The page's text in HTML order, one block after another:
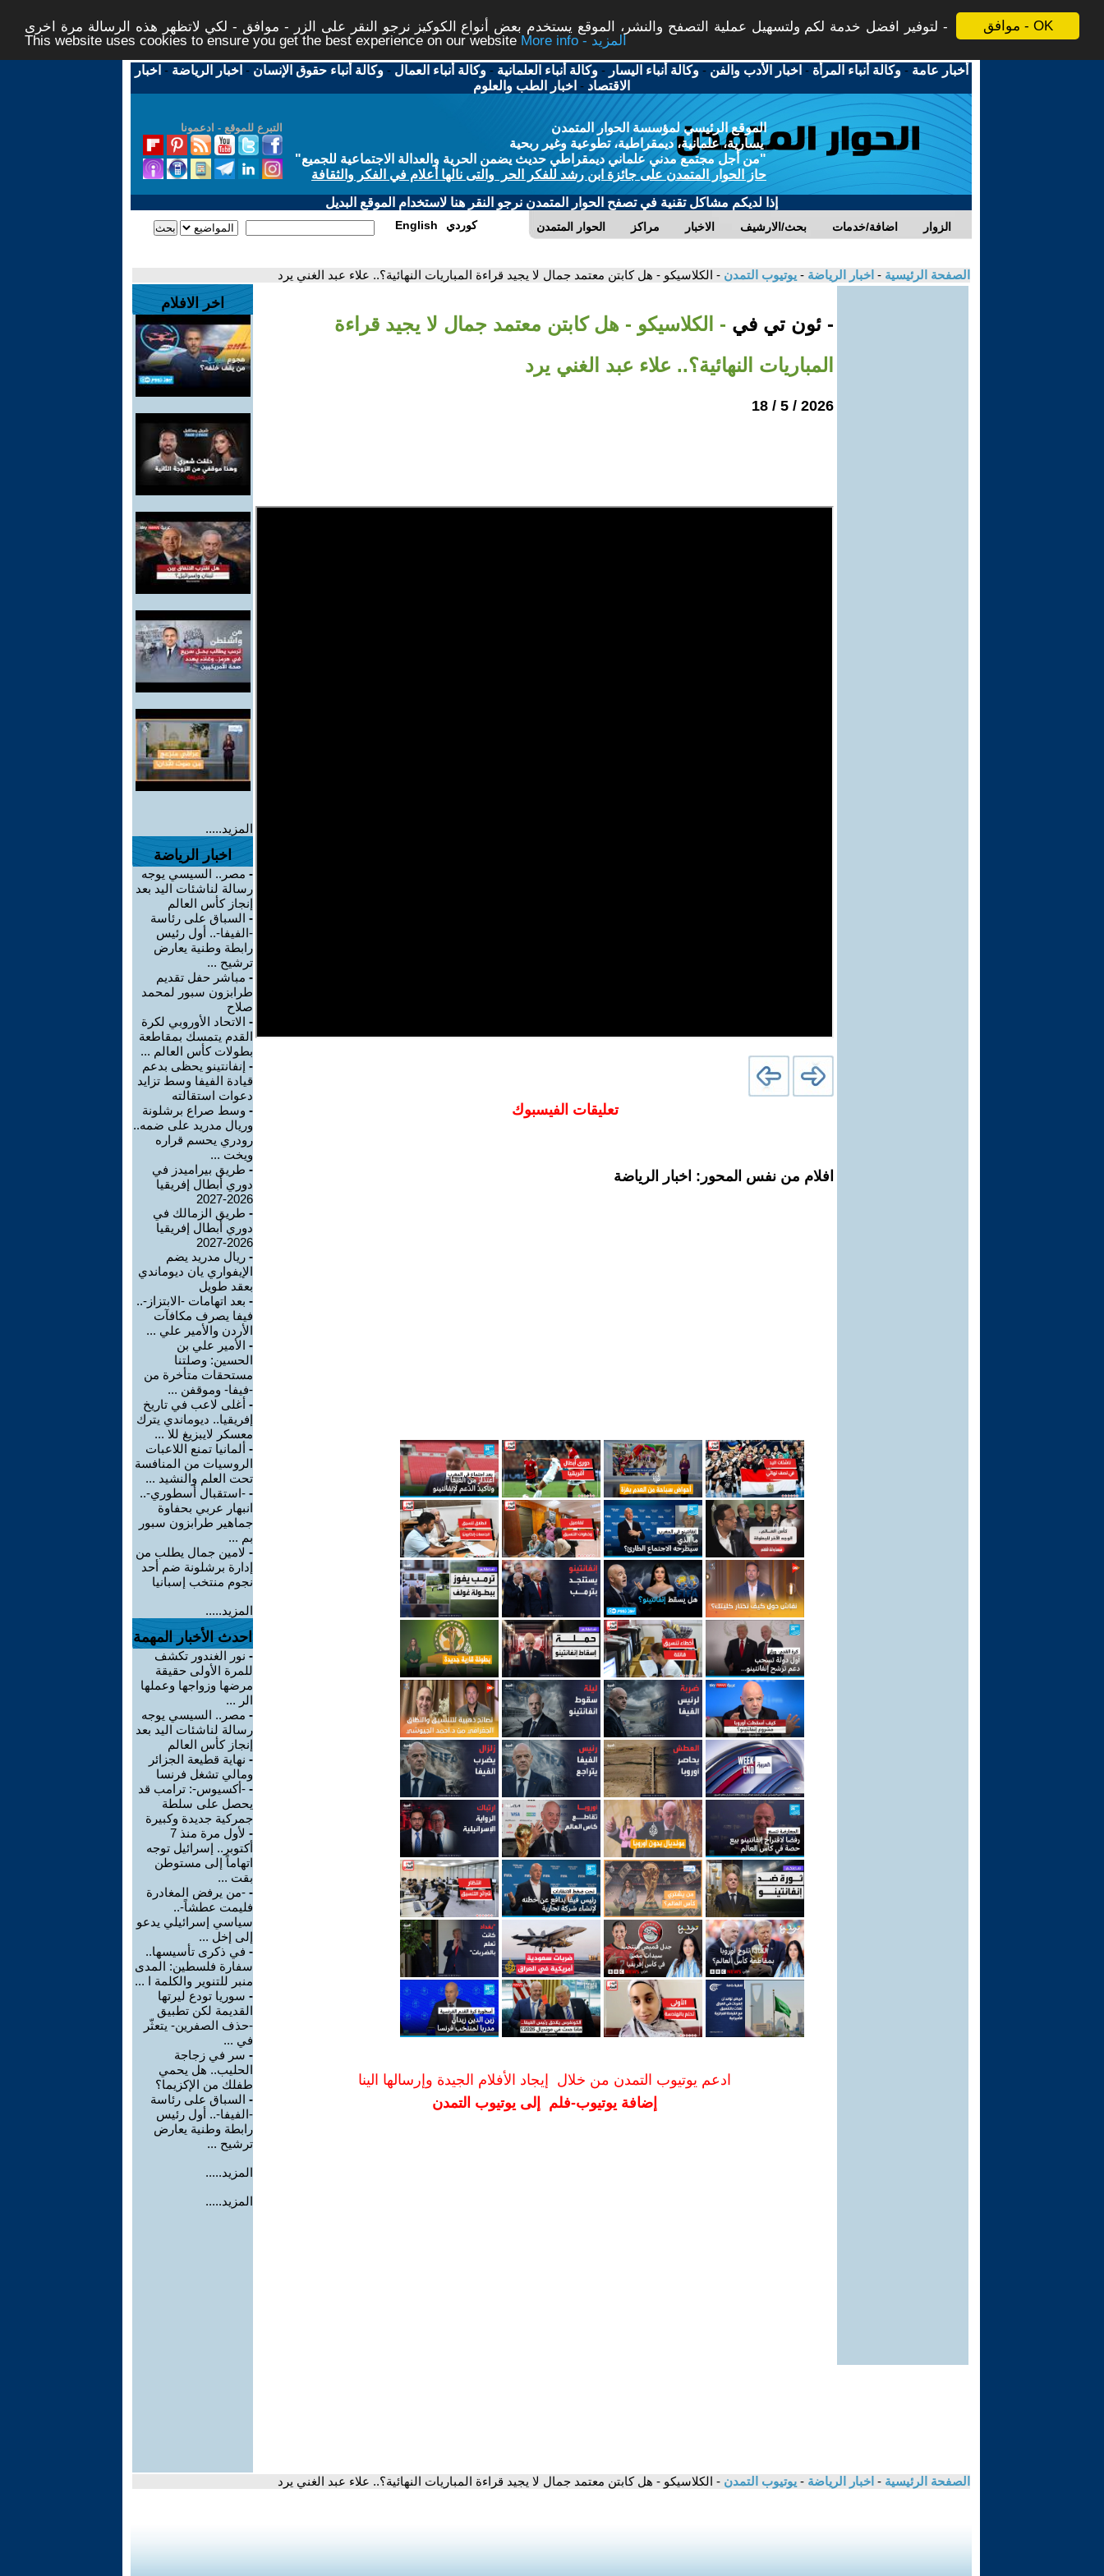
موافق - OK
لتوفير افضل خدمة لكم ولتسهيل عملية التصفح والنشر، الموقع يستخدم بعض أنواع الكوكيز نرجو النقر على الزر - موافق - لكي لاتظهر هذه الرسالة مرة اخرى -
This website uses cookies to ensure you get the best experience on our website
More info - المزيد
أخبار عامة -وكالة أنباء المرأة - اخبار الأدب والفن -وكالة أنباء اليسار -وكالة أنباء العلمانية -وكالة أنباء العمال -وكالة أنباء حقوق الإنسان - اخبار الرياضة - اخبار
الاقتصاد - اخبار الطب والعلوم
التبرع للموقع - ادعمونا
الموقع الرئيسي لمؤسسة الحوار المتمدن
يسارية، علمانية، ديمقراطية، تطوعية وغير ربحية
"من أجل مجتمع مدني علماني ديمقراطي حديث يضمن الحرية والعدالة الاجتماعية للجميع"
حاز الحوار المتمدن على جائزة ابن رشد للفكر الحر والتى نالها أعلام في الفكر والثقافة
إذا لديكم مشاكل تقنية في تصفح الحوار المتمدن نرجو النقر هنا لاستخدام الموقع البديل
الحوار المتمدن مراكز الاخبار بحث/الارشيف اضافة/خدمات الزوار English كوردي
الصفحة الرئيسية - اخبار الرياضة - يوتيوب التمدن - الكلاسيكو - هل كابتن معتمد جمال لا يجيد قراءة المباريات النهائية؟.. علاء عبد الغني يرد
- ئون تي في - الكلاسيكو - هل كابتن معتمد جمال لا يجيد قراءة
المباريات النهائية؟.. علاء عبد الغني يرد
2026 / 5 / 18
تعليقات الفيسبوك
افلام من نفس المحور: اخبار الرياضة
ادعم يوتيوب التمدن من خلال إيجاد الأفلام الجيدة وإرسالها الينا
إضافة يوتيوب-فلم إلى يوتيوب التمدن
اخر الافلام
المزيد.....
اخبار الرياضة
- مصر.. السيسي يوجه
رسالة لناشئات اليد بعد
إنجاز كأس العالم
- السباق على رئاسة
-الفيفا-.. أول رئيس
رابطة وطنية يعارض
ترشيح ...
- مباشر حفل تقديم
طرابزون سبور لمحمد
صلاح
- الاتحاد الأوروبي لكرة
القدم يتمسك بمقاطعة
بطولات كأس العالم ...
- إنفانتينو يحظى بدعم
قيادة الفيفا وسط تزايد
دعوات استقالته
- وسط صراع برشلونة
وريال مدريد على ضمه..
رودري يحسم قراره
ويخت ...
- طريق بيراميدز في
دوري أبطال إفريقيا
2026-2027
- طريق الزمالك في
دوري أبطال إفريقيا
2026-2027
- ريال مدريد يضم
الإيفواري يان ديوماندي
بعقد طويل
- بعد اتهامات -الابتزاز-..
فيفا يصرف مكافآت
الأردن والأمير علي ...
- الأمير علي بن
الحسين: وصلتنا
مستحقات متأخرة من
-فيفا- وموقفن ...
- أغلى لاعب في تاريخ
إفريقيا.. ديوماندي يترك
معسكر لايبزيغ للا ...
- ألمانيا تمنع اللاعبات
الروسيات من المنافسة
تحت العلم والنشيد ...
- -استقبال أسطوري-..
انبهار عربي بحفاوة
جماهير طرابزون سبور
بم ...
- لامين جمال يطلب من
إدارة برشلونة ضم أحد
نجوم منتخب إسبانيا
المزيد.....
احدث الأخبار المهمة
- نور الغندور تكشف
للمرة الأولى حقيقة
مرضها وزواجها وعملها
الر ...
- مصر.. السيسي يوجه
رسالة لناشئات اليد بعد
إنجاز كأس العالم
- نهاية قطيعة الجزائر
ومالي تشغل فرنسا
- -أكسيوس-: ترامب قد
يحصل على سلطة
جمركية جديدة وكبيرة
-
لأول مرة منذ 7
أكتوبر.. إسرائيل توجه
اتهاماً إلى مستوطن
بقت ...
- -من يرفض المغادرة
فليمت عطشاً-..
سياسي إسرائيلي يدعو
إلى إخل ...
- في ذكرى تأسيسها..
سفارة فلسطين: المدى
منبر للتنوير والكلمة ا ...
- سوريا تودع ليرتها
القديمة لكن تطبيق
-حذف الصفرين- يتعثّر
في ...
- سر في زجاجة
الحليب.. هل يحمي
طفلك من الإكزيما؟
- السباق على رئاسة
-الفيفا-.. أول رئيس
رابطة وطنية يعارض
ترشيح ...
المزيد.....
المزيد.....
الصفحة الرئيسية - اخبار الرياضة - يوتيوب التمدن - الكلاسيكو - هل كابتن معتمد جمال لا يجيد قراءة المباريات النهائية؟.. علاء عبد الغني يرد